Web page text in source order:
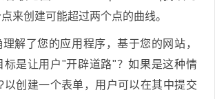
来创建可能超过两个点的曲线。
解了您的应用程序，基于您的网站，
标是让用户"开辟道路"？如果是这种情
以创建一个表单，用户可以在其中提交